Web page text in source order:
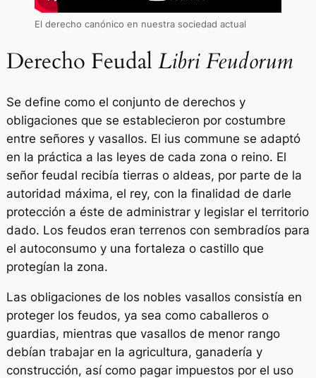
El derecho canónico en nuestra sociedad actual
Derecho FeudalLibri Feudorum
Se define como el conjunto de derechos y
obligaciones que se establecieron por costumbre
entre señores y vasallos. El ius commune se adaptó
en la práctica a las leyes de cada zona o reino. El
señor feudal recibía tierras o aldeas, por parte de la
autoridad máxima, el rey, con la finalidad de darle
protección a éste de administrar y legislar el territorio
dado. Los feudos eran terrenos con sembradíos para
el autoconsumo y una fortaleza o castillo que
protegían la zona.
Las obligaciones de los nobles vasallos consistía en
proteger los feudos, ya sea como caballeros o
guardias, mientras que vasallos de menor rango
debían trabajar en la agricultura, ganadería y
construcción, así como pagar impuestos por el uso